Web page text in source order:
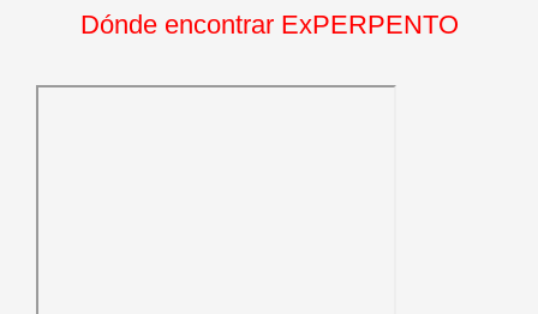
Dónde encontrar ExPERPENTO